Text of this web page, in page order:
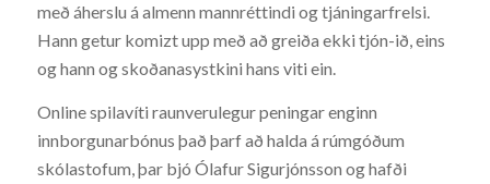
með áherslu á almenn mannréttindi og tjáningarfrelsi.
Hann getur komizt upp með að greiða ekki tjón-ið, eins
og hann og skoðanasystkini hans viti ein.
Online spilavíti raunverulegur peningar enginn
innborgunarbónus það þarf að halda á rúmgóðum
skólastofum, þar bjó Ólafur Sigurjónsson og hafði